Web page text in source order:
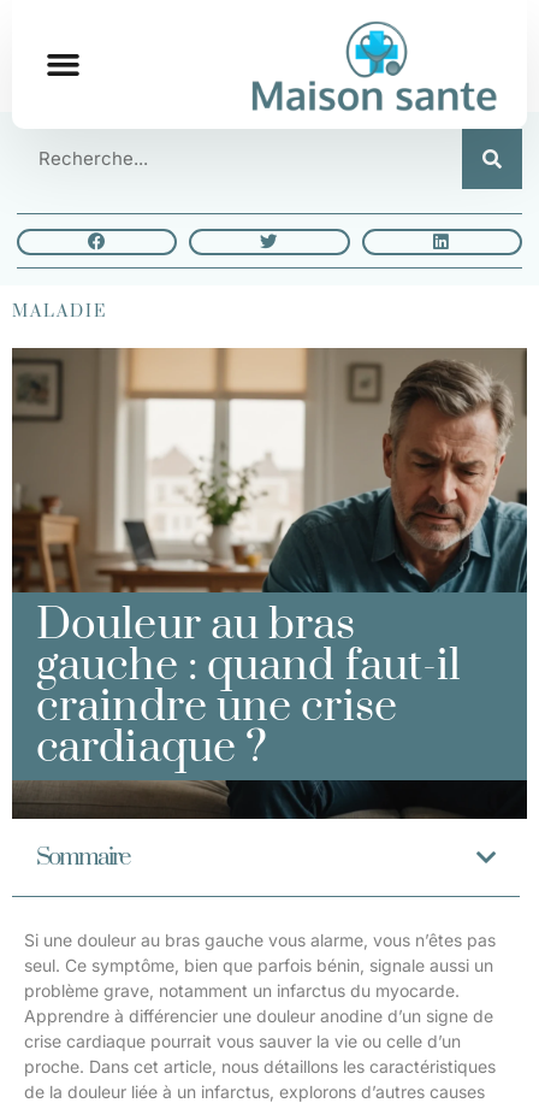
MALADIE
Douleur au bras
gauche : quand faut-il
craindre une crise
cardiaque ?
Sommaire
Si une douleur au bras gauche vous alarme, vous n’êtes pas
seul. Ce symptôme, bien que parfois bénin, signale aussi un
problème grave, notamment un infarctus du myocarde.
Apprendre à différencier une douleur anodine d’un signe de
crise cardiaque pourrait vous sauver la vie ou celle d’un
proche. Dans cet article, nous détaillons les caractéristiques
de la douleur liée à un infarctus, explorons d’autres causes